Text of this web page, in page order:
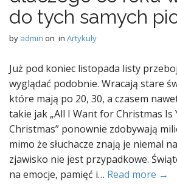
do tych samych
by admin on in Artykuły
Już pod koniec listopada listy
wyglądać podobnie. Wracają stare
które mają po 20, 30, a czasem
takie jak „All I Want for Christmas Is
Christmas” ponownie zdobywają
mimo że słuchacze znają je niemal
zjawisko nie jest przypadkowe.
na emocje, pamięć i… Read more →